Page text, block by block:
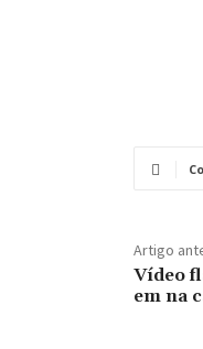
Artigo
Vídeo
em na